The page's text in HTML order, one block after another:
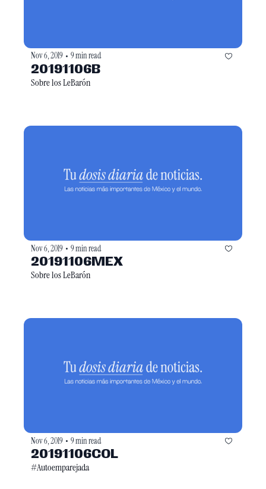
Nov 6, 2019 • 9 min read
20191106B
Sobre los LeBarón
Nov 6, 2019 • 9 min read
20191106MEX
Sobre los LeBarón
Nov 6, 2019 • 9 min read
20191106COL
#Autoemparejada